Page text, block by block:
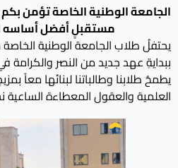
الجامعة الوطنية الخاصة تؤمن بكم
مستقبلٍ أفضل أساسه
يحتفلُ طلاب الجامعة الوطنية
ببدايةِ عهد جديد من النصر والكرامة
يطمحُ طلابنا وطالباتنا لبنائها معاً
العلمية والعقول المعطاءة الساعية